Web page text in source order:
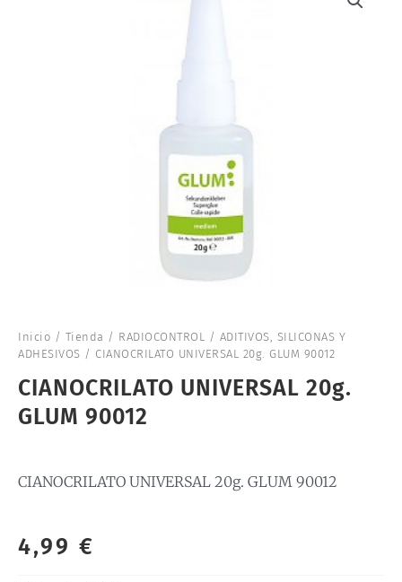
Inicio / Tienda / RADIOCONTROL / ADITIVOS, SILICONAS Y
ADHESIVOS / CIANOCRILATO UNIVERSAL 20g. GLUM 90012
CIANOCRILATO UNIVERSAL 20g.
GLUM 90012
CIANOCRILATO UNIVERSAL 20g. GLUM 90012
4,99 €